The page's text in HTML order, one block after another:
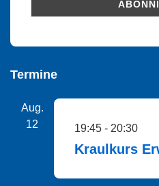
Termine
Aug.
12
19:45 - 20:30
Kraulkurs